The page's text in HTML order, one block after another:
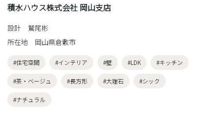
積水ハウス株式会社 岡山支店
設計 鷲尾彬
所在地 岡山県倉敷市
#住宅空間 #インテリア #壁 #LDK #キッチン
#茶・ベージュ #長方形 #大理石 #シック
#ナチュラル